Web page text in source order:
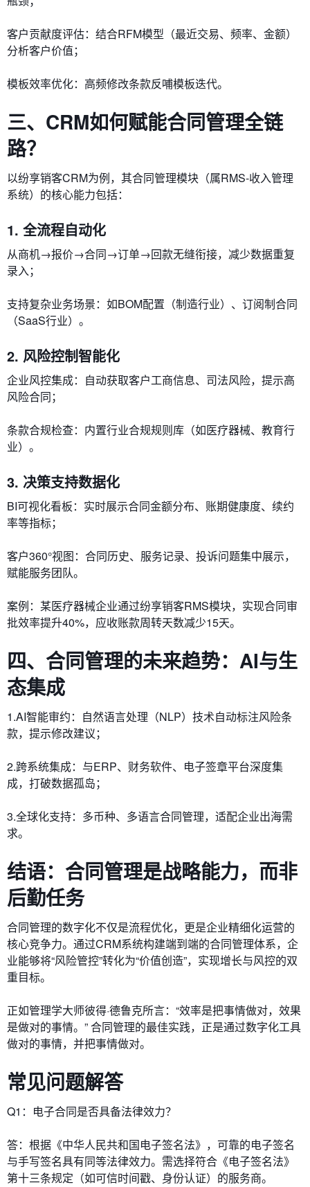
​​客户贡献度评估​​：结合RFM模型（最近交易、频率、金额）
分析客户价值；
​​模板效率优化​​：高频修改条款反哺模板迭代。
三、CRM如何赋能合同管理全链
路？
以纷享销客CRM为例，其合同管理模块（属RMS-收入管理
系统）的核心能力包括：
1. 全流程自动化
从商机→报价→合同→订单→回款无缝衔接，减少数据重复
录入；
支持复杂业务场景：如BOM配置（制造行业）、订阅制合同
（SaaS行业）。
2. 风险控制智能化
​​企业风控集成​​：自动获取客户工商信息、司法风险，提示高
风险合同；
​​条款合规检查​​：内置行业合规规则库（如医疗器械、教育行
业）。
3. 决策支持数据化
​​BI可视化看板​​：实时展示合同金额分布、账期健康度、续约
率等指标；
​​客户360°视图​​：合同历史、服务记录、投诉问题集中展示，
赋能服务团队。
案例：某医疗器械企业通过纷享销客RMS模块，实现合同审
批效率提升40%，应收账款周转天数减少15天。
四、合同管理的未来趋势：AI与生
态集成
1.​​AI智能审约​​：自然语言处理（NLP）技术自动标注风险条
款，提示修改建议；
2.​​跨系统集成​​：与ERP、财务软件、电子签章平台深度集
成，打破数据孤岛；
3.​​全球化支持​​：多币种、多语言合同管理，适配企业出海需
求。
结语：合同管理是战略能力，而非
后勤任务
合同管理的数字化不仅是流程优化，更是企业精细化运营的
核心竞争力。通过CRM系统构建端到端的合同管理体系，企
业能够将“风险管控”转化为“价值创造”，实现增长与风控的双
重目标。
正如管理学大师彼得·德鲁克所言：“效率是把事情做对，效果
是做对的事情。” 合同管理的最佳实践，正是通过数字化工具
做对的事情，并把事情做对。
常见问题解答
​​Q1：电子合同是否具备法律效力？​​
答：根据《中华人民共和国电子签名法》，可靠的电子签名
与手写签名具有同等法律效力。需选择符合《电子签名法》
第十三条规定（如可信时间戳、身份认证）的服务商。